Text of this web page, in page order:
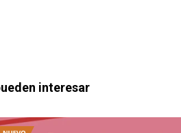
interesar